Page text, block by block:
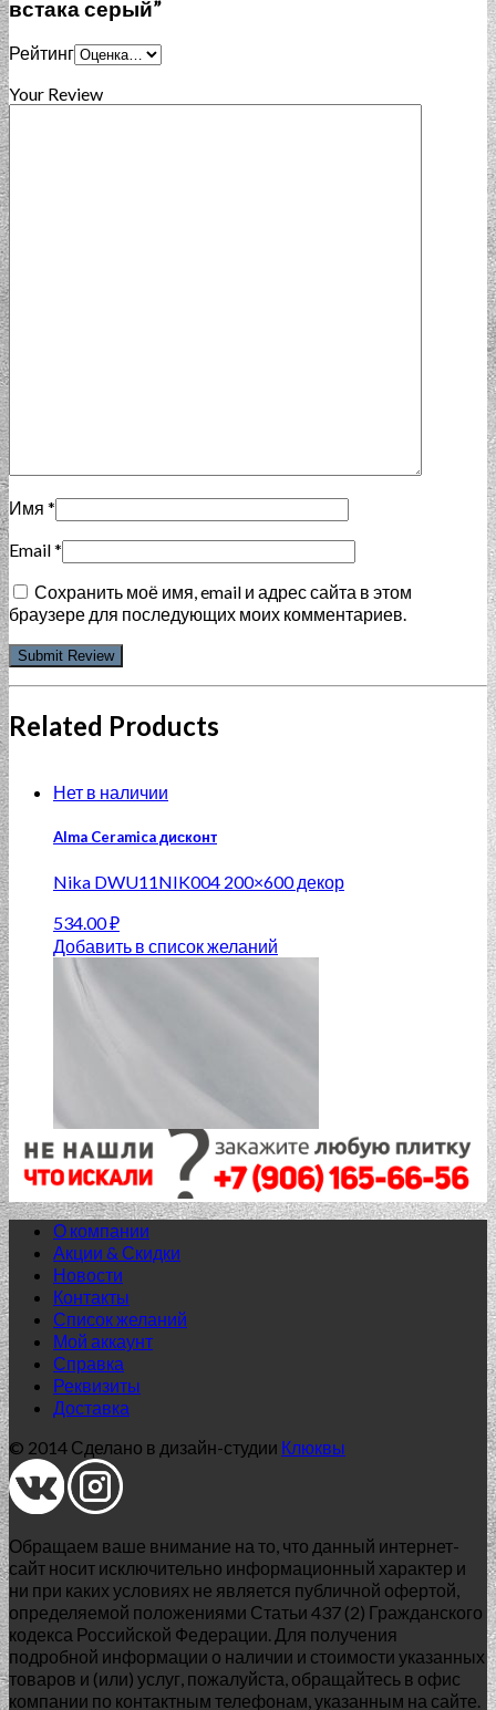
встака серый”
Рейтинг
Your Review
Имя *
Email*
Сохранить моё имя, email и адрес сайта в этом
браузере для последующих моих комментариев.
Related Products
Нет в наличии
Alma Ceramica дисконт
Nika DWU11NIK004 200×600 декор
534.00₽
Добавить в список желаний
Нет в наличии
AGAT
AGAT BLUE 42.0*42.0
1 346.00₽
Добавить в список желаний
Нет в наличии
О компании
Акции & Скидки
Новости
Контакты
Список желаний
Мой аккаунт
Справка
Реквизиты
Доставка
© 2014 Сделано в дизайн-студии Клюквы
Обращаем ваше внимание на то, что данный интернет-
сайт носит исключительно информационный характер и
ни при каких условиях не является публичной офертой,
определяемой положениями Статьи 437 (2) Гражданского
кодекса Российской Федерации. Для получения
подробной информации о наличии и стоимости указанных
товаров и (или) услуг, пожалуйста, обращайтесь в офис
компании по контактным телефонам, указанным на сайте.